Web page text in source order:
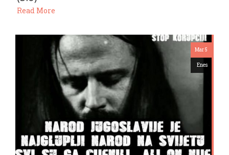
Read More
Mar 5
Enes